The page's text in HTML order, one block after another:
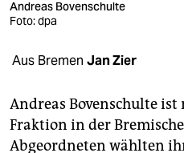
veranstaltungen
unterstützen
abo
Andreas Bovenschulte
Foto: dpa
Aus Bremen Jan Zier
Andreas Bovenschulte ist
Fraktion in der
Abgeordneten wählten